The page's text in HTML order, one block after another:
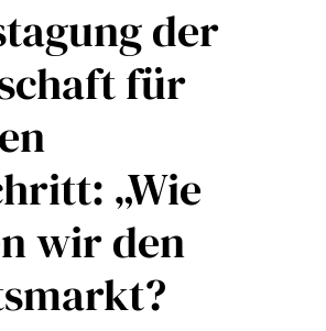
der
für
„Wie
wir den